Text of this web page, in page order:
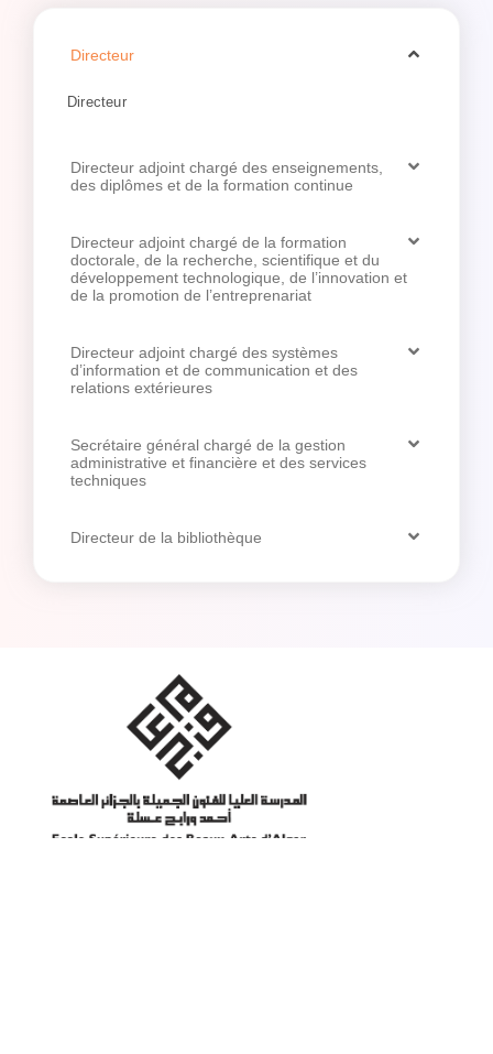
Directeur
Directeur
Directeur adjoint chargé des enseignements,
des diplômes et de la formation continue
Directeur adjoint chargé de la formation
doctorale, de la recherche, scientifique et du
développement technologique, de l’innovation et
de la promotion de l’entreprenariat
Directeur adjoint chargé des systèmes
d’information et de communication et des
relations extérieures
Secrétaire général chargé de la gestion
administrative et financière et des services
techniques
Directeur de la bibliothèque